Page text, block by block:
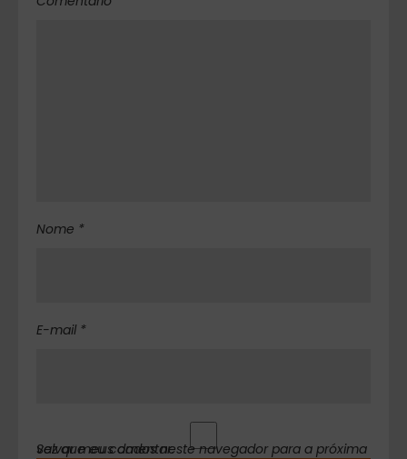
Nome *
E-mail *
Salvar meus dados neste navegador para a próxima vez que eu comentar.